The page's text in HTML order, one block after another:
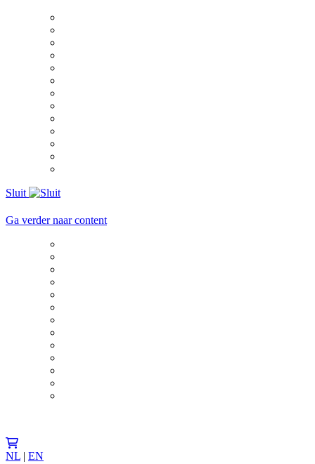
Sluit
Ga verder naar content
NL | EN